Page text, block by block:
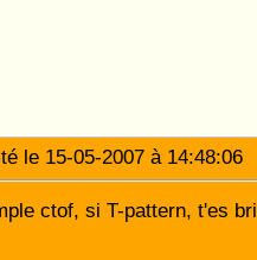
le 15-05-2007 à
ctof, si T-pattern, t'es